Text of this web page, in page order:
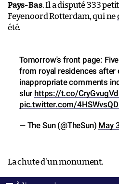
Pays-Bas. Il a disputé 333
Feyenoord Rotterdam, qui ne
été.
Tomorrow's front page:
from royal residences after
inappropriate comments
slur https://t.co/
pic.twitter.com/
— The Sun (@TheSun) May
La chute d’un monument.